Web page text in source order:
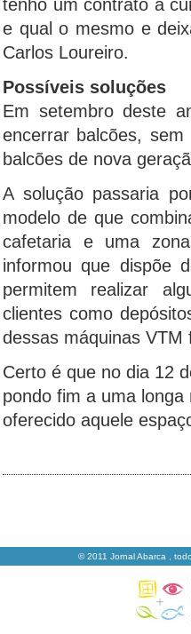
tenho um contrato a
e qual o mesmo e
Carlos Loureiro.
Possíveis soluções
Em setembro deste
encerrar balcões,
balcões de nova
A solução passaria
modelo de que
cafetaria e uma
informou que dispõe
permitem realizar
clientes como
dessas máquinas VTM
Certo é que no dia 12
pondo fim a uma
oferecido aquele
© 2011 Jornal Abarca ,